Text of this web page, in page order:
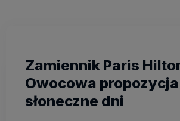
Zamiennik Paris
Owocowa propozycja
słoneczne dni